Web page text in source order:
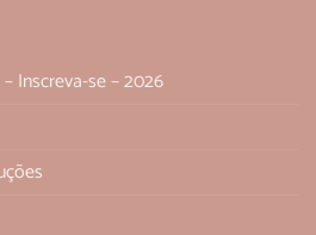
Inscreva-se – 2026